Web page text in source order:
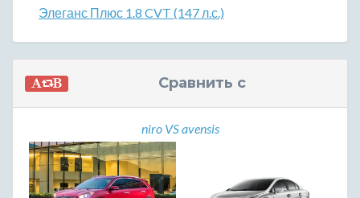
Элеганс Плюс 1.8 CVT (147 л.с.)
Сравнить с
niro VS avensis